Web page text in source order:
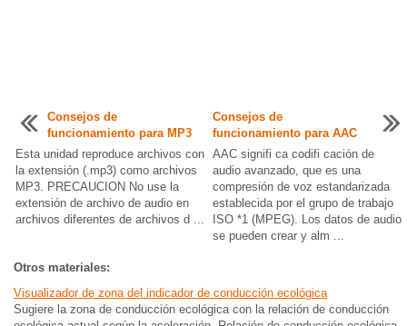
Consejos de
funcionamiento para MP3
Esta unidad reproduce archivos con
la extensión (.mp3) como archivos
MP3. PRECAUCION No use la
extensión de archivo de audio en
archivos diferentes de archivos d ...
Consejos de
funcionamiento para AAC
AAC signifi ca codifi cación de
audio avanzado, que es una
compresión de voz estandarizada
establecida por el grupo de trabajo
ISO *1 (MPEG). Los datos de audio
se pueden crear y alm ...
Otros materiales:
Visualizador de zona del indicador de conducción ecológica
Sugiere la zona de conducción ecológica con la relación de conducción